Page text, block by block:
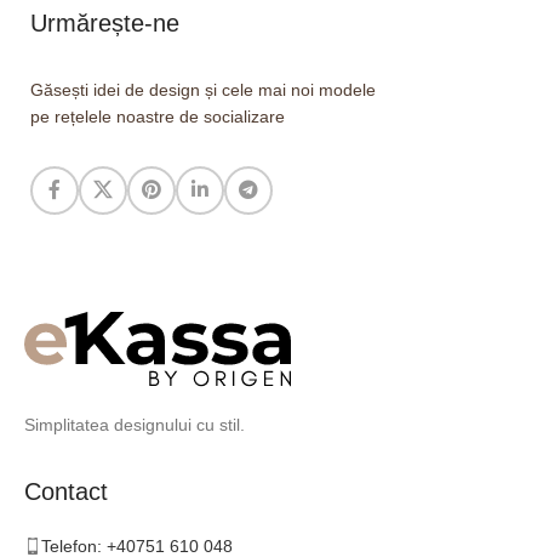
Urmărește-ne
Găsești idei de design și cele mai noi modele
pe rețelele noastre de socializare
Simplitatea designului cu stil.
Contact
Telefon: +40751 610 048